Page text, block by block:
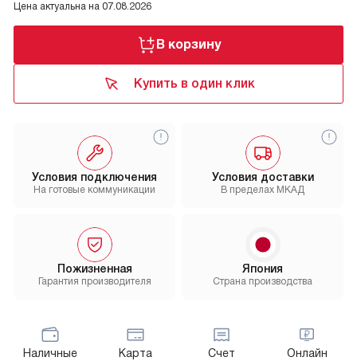
Цена актуальна на 07.08.2026
В корзину
Купить в один клик
Условия доставки
В пределах МКАД
Пожизненная
Гарантия производителя
Условия подключения
На готовые коммуникации
Япония
Страна производства
Наличные Карта Счет Онлайн